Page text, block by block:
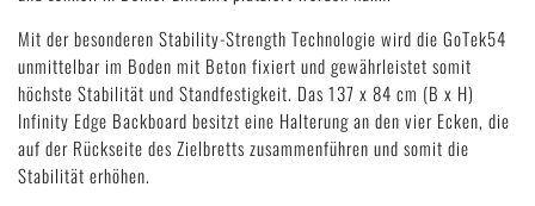
Mit der besonderen Stability-Strength Technologie wird die GoTek54
unmittelbar im Boden mit Beton fixiert und gewährleistet somit
höchste Stabilität und Standfestigkeit. Das 137 x 84 cm (B x H)
Infinity Edge Backboard besitzt eine Halterung an den vier Ecken, die
auf der Rückseite des Zielbretts zusammenführen und somit die
Stabilität erhöhen.